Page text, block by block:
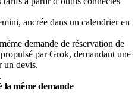
ancrée dans un calendrier en
la même demande